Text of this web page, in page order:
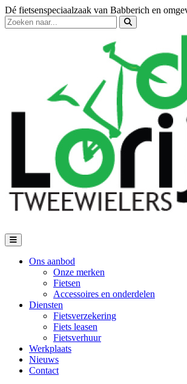
Dé fietsenspeciaalzaak van Babberich en
Ons aanbod
Onze merken
Fietsen
Accessoires en onderdelen
Diensten
Fietsverzekering
Fiets leasen
Fietsverhuur
Werkplaats
Nieuws
Contact